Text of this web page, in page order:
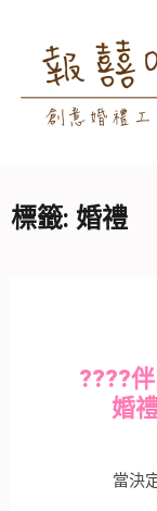
content
(Press
標籤: 婚禮
????
婚
當決